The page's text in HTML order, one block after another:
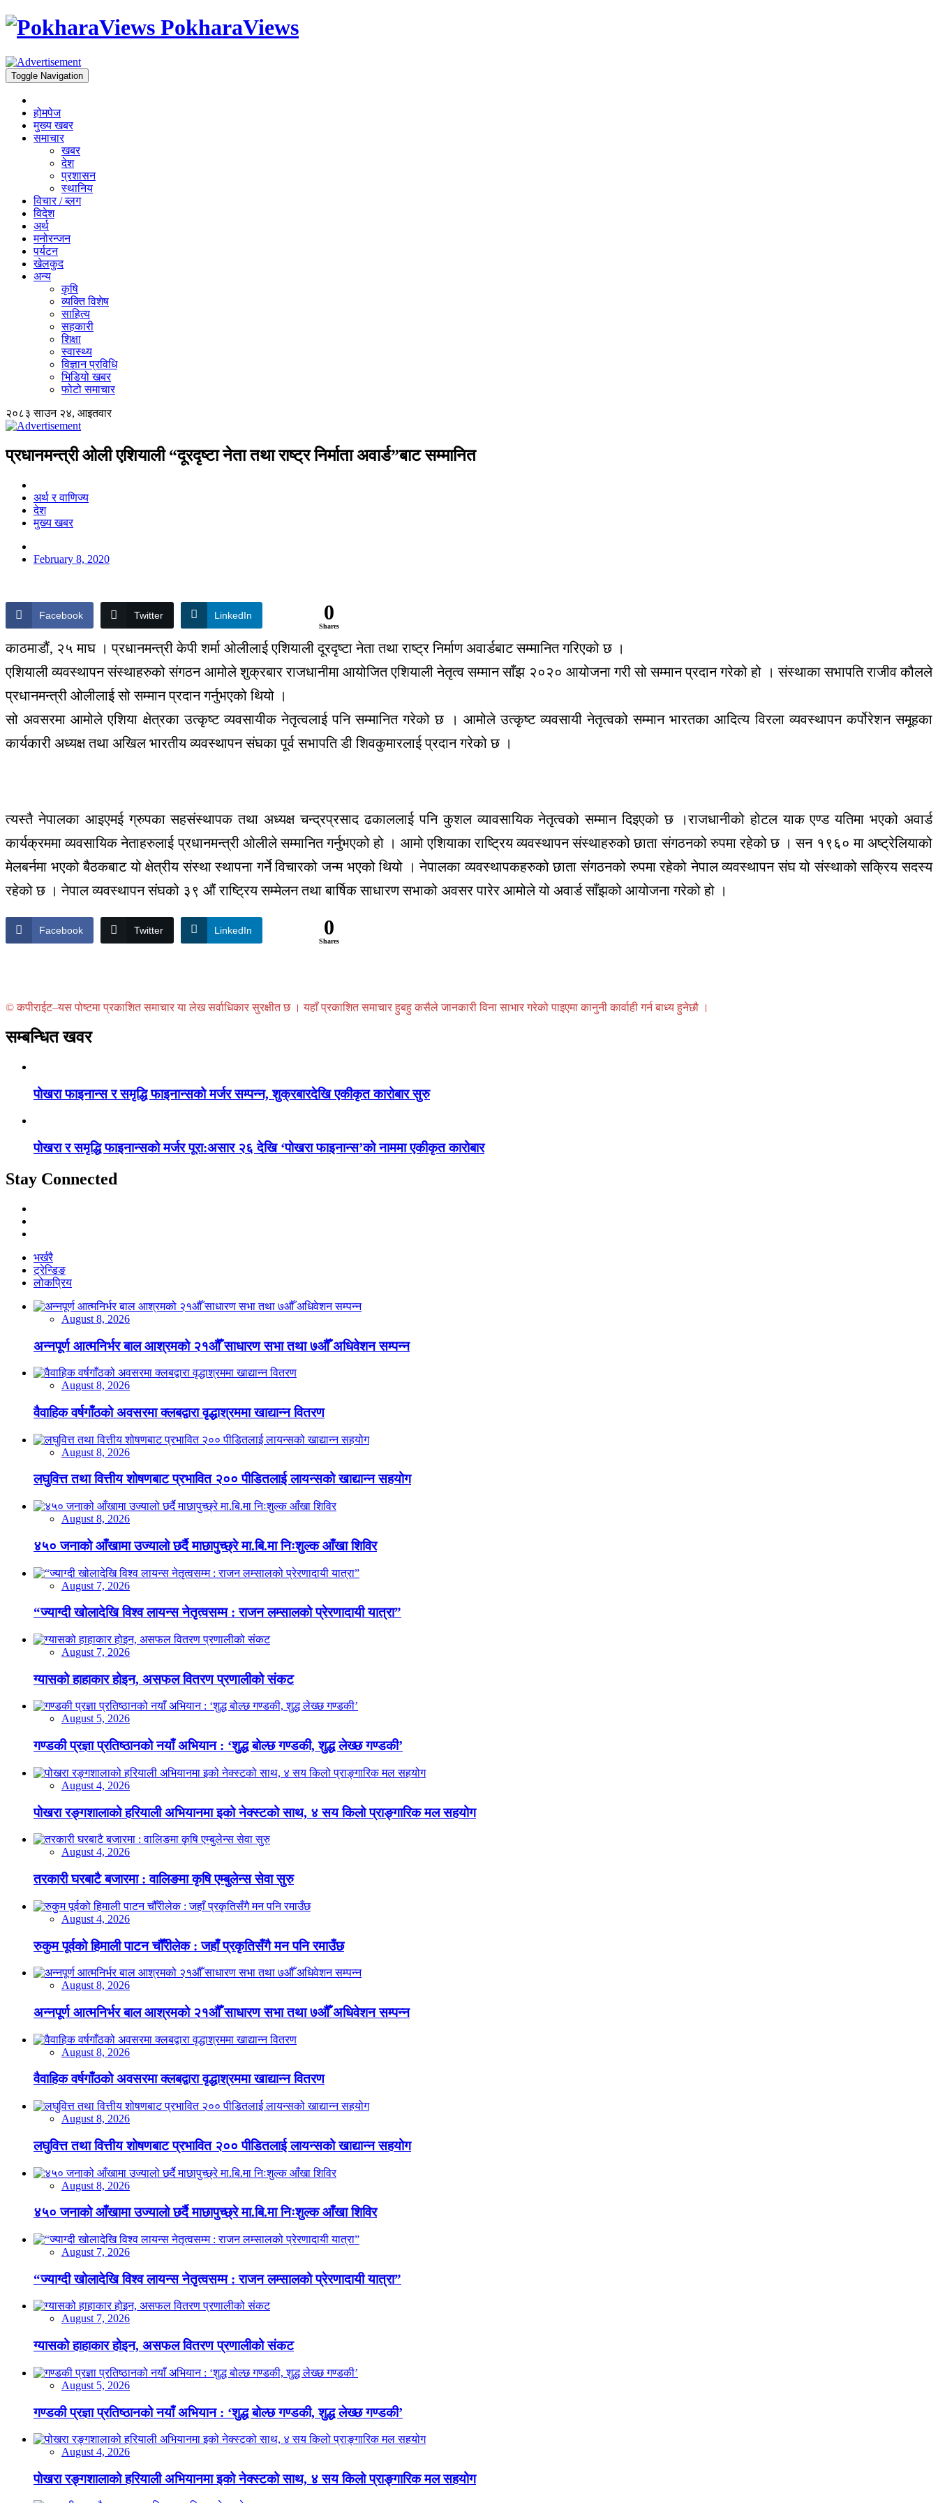
PokharaViews
Toggle Navigation
होमपेज
मुख्य खबर
समाचार
खबर
देश
प्रशासन
स्थानिय
विचार / ब्लग
विदेश
अर्थ
मनोरन्जन
पर्यटन
खेलकुद
अन्य
कृषि
व्यक्ति विशेष
साहित्य
सहकारी
शिक्षा
स्वास्थ्य
विज्ञान प्रविधि
भिडियो खबर
फोटो समाचार
२०८३ साउन २४, आइतवार
प्रधानमन्त्री ओली एशियाली “दूरदृष्टा नेता तथा राष्ट्र निर्माता अवार्ड”बाट सम्मानित
अर्थ र वाणिज्य
देश
मुख्य खबर
February 8, 2020
Facebook Twitter LinkedIn 0
Shares
काठमाडौं, २५ माघ । प्रधानमन्त्री केपी शर्मा ओलीलाई एशियाली दूरदृष्टा नेता तथा राष्ट्र निर्माण अवार्डबाट सम्मानित गरिएको छ ।
एशियाली व्यवस्थापन संस्थाहरुको संगठन आमोले शुक्रबार राजधानीमा आयोजित एशियाली नेतृत्व सम्मान साँझ २०२० आयोजना गरी सो सम्मान प्रदान गरेको हो । संस्थाका सभापति राजीव कौलले
प्रधानमन्त्री ओलीलाई सो सम्मान प्रदान गर्नुभएको थियो ।
सो अवसरमा आमोले एशिया क्षेत्रका उत्कृष्ट व्यवसायीक नेतृत्वलाई पनि सम्मानित गरेको छ । आमोले उत्कृष्ट व्यवसायी नेतृत्वको सम्मान भारतका आदित्य विरला व्यवस्थापन कर्पोरेशन समूहका
कार्यकारी अध्यक्ष तथा अखिल भारतीय व्यवस्थापन संघका पूर्व सभापति डी शिवकुमारलाई प्रदान गरेको छ ।
त्यस्तै नेपालका आइएमई ग्रुपका सहसंस्थापक तथा अध्यक्ष चन्द्रप्रसाद ढकाललाई पनि कुशल व्यावसायिक नेतृत्वको सम्मान दिइएको छ ।राजधानीको होटल याक एण्ड यतिमा भएको अवार्ड
कार्यक्रममा व्यवसायिक नेताहरुलाई प्रधानमन्त्री ओलीले सम्मानित गर्नुभएको हो । आमो एशियाका राष्ट्रिय व्यवस्थापन संस्थाहरुको छाता संगठनको रुपमा रहेको छ । सन १९६० मा अष्ट्रेलियाको
मेलबर्नमा भएको बैठकबाट यो क्षेत्रीय संस्था स्थापना गर्ने विचारको जन्म भएको थियो । नेपालका व्यवस्थापकहरुको छाता संंगठनको रुपमा रहेको नेपाल व्यवस्थापन संघ यो संस्थाको सक्रिय सदस्य
रहेको छ । नेपाल व्यवस्थापन संघको ३९ औं राष्ट्रिय सम्मेलन तथा बार्षिक साधारण सभाको अवसर पारेर आमोले यो अवार्ड साँझको आयोजना गरेको हो ।
Facebook Twitter LinkedIn 0
Shares
© कपीराईट–यस पोष्टमा प्रकाशित समाचार या लेख सर्वाधिकार सुरक्षीत छ । यहाँ प्रकाशित समाचार हुबहु कसैले जानकारी विना साभार गरेको पाइएमा कानुनी कार्वाही गर्न बाध्य हुनेछौ ।
सम्बन्धित खवर
पोखरा फाइनान्स र समृद्धि फाइनान्सको मर्जर सम्पन्न, शुक्रबारदेखि एकीकृत कारोबार सुरु
पोखरा र समृद्धि फाइनान्सको मर्जर पूरा:असार २६ देखि ‘पोखरा फाइनान्स’को नाममा एकीकृत कारोबार
Stay Connected
भर्खरै
ट्रेन्डिङ
लोकप्रिय
August 8, 2026
अन्नपूर्ण आत्मनिर्भर बाल आश्रमको २१औँ साधारण सभा तथा ७औँ अधिवेशन सम्पन्न
August 8, 2026
वैवाहिक वर्षगाँठको अवसरमा क्लबद्वारा वृद्धाश्रममा खाद्यान्न वितरण
August 8, 2026
लघुवित्त तथा वित्तीय शोषणबाट प्रभावित २०० पीडितलाई लायन्सको खाद्यान्न सहयोग
August 8, 2026
४५० जनाको आँखामा उज्यालो छर्दै माछापुच्छ्रे मा.बि.मा निःशुल्क आँखा शिविर
August 7, 2026
“ज्याग्दी खोलादेखि विश्व लायन्स नेतृत्वसम्म : राजन लम्सालको प्रेरणादायी यात्रा”
August 7, 2026
ग्यासको हाहाकार होइन, असफल वितरण प्रणालीको संकट
August 5, 2026
गण्डकी प्रज्ञा प्रतिष्ठानको नयाँ अभियान : ‘शुद्ध बोल्छ गण्डकी, शुद्ध लेख्छ गण्डकी’
August 4, 2026
पोखरा रङ्गशालाको हरियाली अभियानमा इको नेक्स्टको साथ, ४ सय किलो प्राङ्गारिक मल सहयोग
August 4, 2026
तरकारी घरबाटै बजारमा : वालिङमा कृषि एम्बुलेन्स सेवा सुरु
August 4, 2026
रुकुम पूर्वको हिमाली पाटन चौँरीलेक : जहाँ प्रकृतिसँगै मन पनि रमाउँछ
August 8, 2026
अन्नपूर्ण आत्मनिर्भर बाल आश्रमको २१औँ साधारण सभा तथा ७औँ अधिवेशन सम्पन्न
August 8, 2026
वैवाहिक वर्षगाँठको अवसरमा क्लबद्वारा वृद्धाश्रममा खाद्यान्न वितरण
August 8, 2026
लघुवित्त तथा वित्तीय शोषणबाट प्रभावित २०० पीडितलाई लायन्सको खाद्यान्न सहयोग
August 8, 2026
४५० जनाको आँखामा उज्यालो छर्दै माछापुच्छ्रे मा.बि.मा निःशुल्क आँखा शिविर
August 7, 2026
“ज्याग्दी खोलादेखि विश्व लायन्स नेतृत्वसम्म : राजन लम्सालको प्रेरणादायी यात्रा”
August 7, 2026
ग्यासको हाहाकार होइन, असफल वितरण प्रणालीको संकट
August 5, 2026
गण्डकी प्रज्ञा प्रतिष्ठानको नयाँ अभियान : ‘शुद्ध बोल्छ गण्डकी, शुद्ध लेख्छ गण्डकी’
August 4, 2026
पोखरा रङ्गशालाको हरियाली अभियानमा इको नेक्स्टको साथ, ४ सय किलो प्राङ्गारिक मल सहयोग